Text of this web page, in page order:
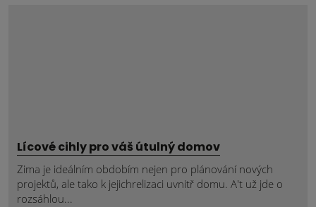
Lícové cihly pro váš útulný domov
Zima je ideálním obdobím nejen pro plánování nových
projektů, ale tako k jejichrelizaci uvnitř domu. A't už jde o
rozsáhlou...